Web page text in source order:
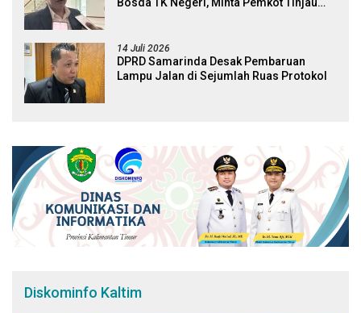
14 Juli 2026
DPRD Samarinda Desak Pembaruan
Lampu Jalan di Sejumlah Ruas Protokol
Diskominfo Kaltim